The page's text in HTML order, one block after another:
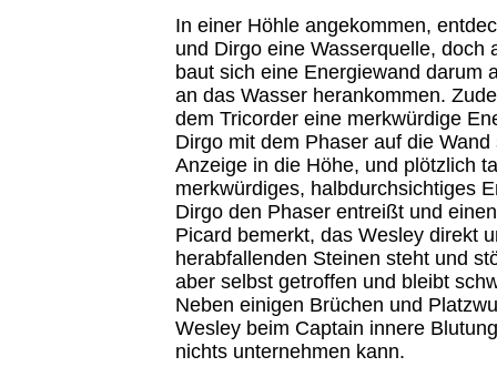
In einer Höhle angekommen,
und Dirgo eine Wasserquelle, doch
baut sich eine Energiewand darum
an das Wasser herankommen.
dem Tricorder eine merkwürdige
Dirgo mit dem Phaser auf die
Anzeige in die Höhe, und plötzlich
merkwürdiges, halbdurchsichtiges
Dirgo den Phaser entreißt und
Picard bemerkt, das Wesley direkt
herabfallenden Steinen steht und
aber selbst getroffen und bleibt
Neben einigen Brüchen und
Wesley beim Captain innere
nichts unternehmen kann.